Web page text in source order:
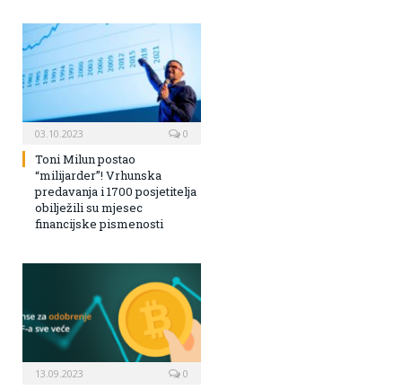
03.10.2023 0
Toni Milun postao
“milijarder”! Vrhunska
predavanja i 1700 posjetitelja
obilježili su mjesec
financijske pismenosti
13.09.2023 0